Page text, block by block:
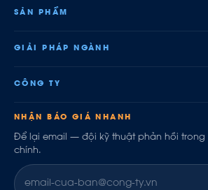
SẢN PHẨM
GIẢI PHÁP NGÀNH
CÔNG TY
NHẬN BÁO GIÁ NHANH
Để lại email — đội kỹ thuật phản hồi trong
chính.